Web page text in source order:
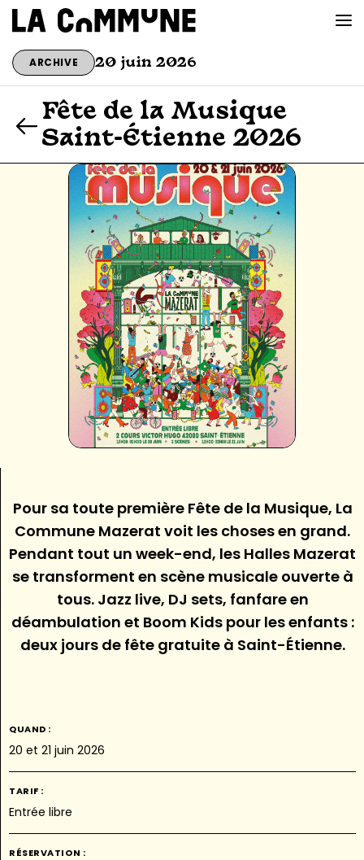
VOIR LA CARTE
CHEFS
PROG’
BAR CONVIVIAL
PRIVATISER
ARCHIVE 20 juin 2026
Fête de la Musique
Saint-Étienne 2026
Pour sa toute première Fête de la Musique, La
Commune Mazerat voit les choses en grand.
Pendant tout un week-end, les Halles Mazerat
se transforment en scène musicale ouverte à
tous. Jazz live, DJ sets, fanfare en
déambulation et Boom Kids pour les enfants :
deux jours de fête gratuite à Saint-Étienne.
QUAND :
20 et 21 juin 2026
TARIF :
Entrée libre
RÉSERVATION :